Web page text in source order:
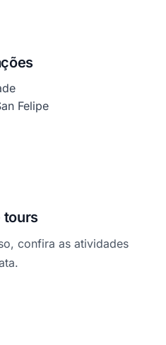
Felipe
tours
confira as atividades